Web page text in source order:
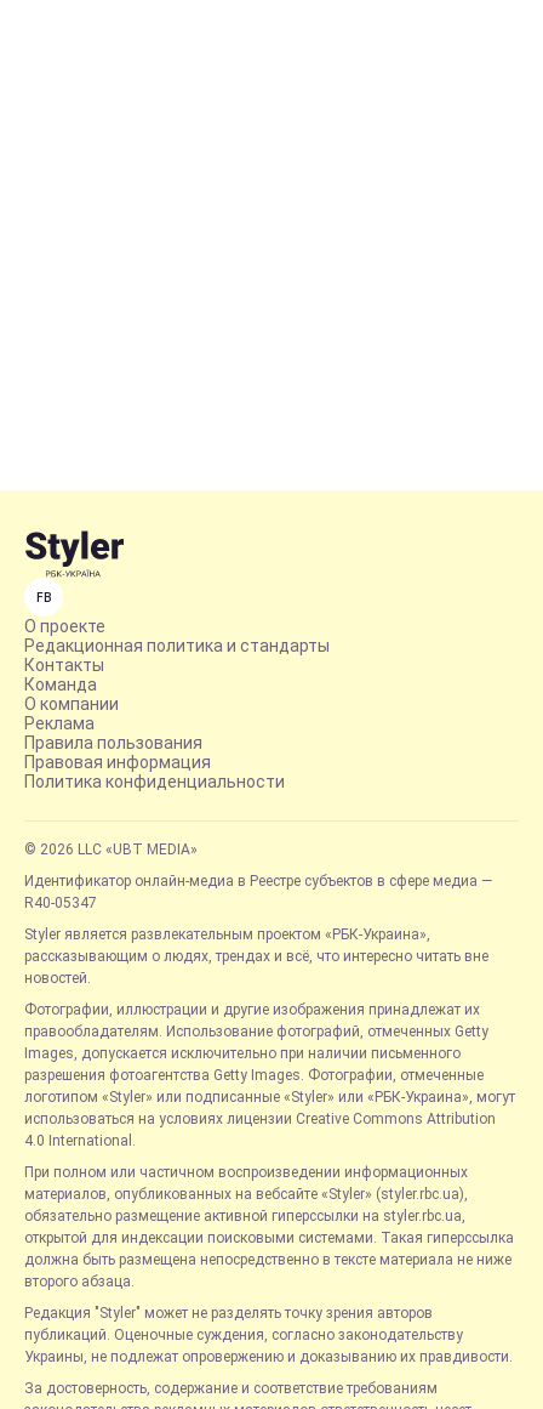
FB
О проекте
Редакционная политика и стандарты
Контакты
Команда
О компании
Реклама
Правила пользования
Правовая информация
Политика конфиденциальности
© 2026 LLC «UBT MEDIA»
Идентификатор онлайн-медиа в Реестре субъектов в сфере медиа —
R40-05347
Styler является развлекательным проектом «РБК-Украина»,
рассказывающим о людях, трендах и всё, что интересно читать вне
новостей.
Фотографии, иллюстрации и другие изображения принадлежат их
правообладателям. Использование фотографий, отмеченных Getty
Images, допускается исключительно при наличии письменного
разрешения фотоагентства Getty Images. Фотографии, отмеченные
логотипом «Styler» или подписанные «Styler» или «РБК-Украина», могут
использоваться на условиях лицензии Creative Commons Attribution
4.0 International.
При полном или частичном воспроизведении информационных
материалов, опубликованных на вебсайте «Styler» (styler.rbc.ua),
обязательно размещение активной гиперссылки на styler.rbc.ua,
открытой для индексации поисковыми системами. Такая гиперссылка
должна быть размещена непосредственно в тексте материала не ниже
второго абзаца.
Редакция "Styler" может не разделять точку зрения авторов
публикаций. Оценочные суждения, согласно законодательству
Украины, не подлежат опровержению и доказыванию их правдивости.
За достоверность, содержание и соответствие требованиям